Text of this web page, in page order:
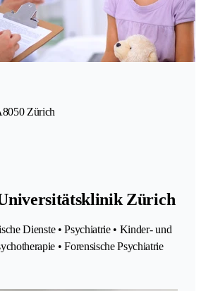
8050 Zürich
Zürich
Dienste • Psychiatrie • Kinder- und
• Forensische Psychiatrie